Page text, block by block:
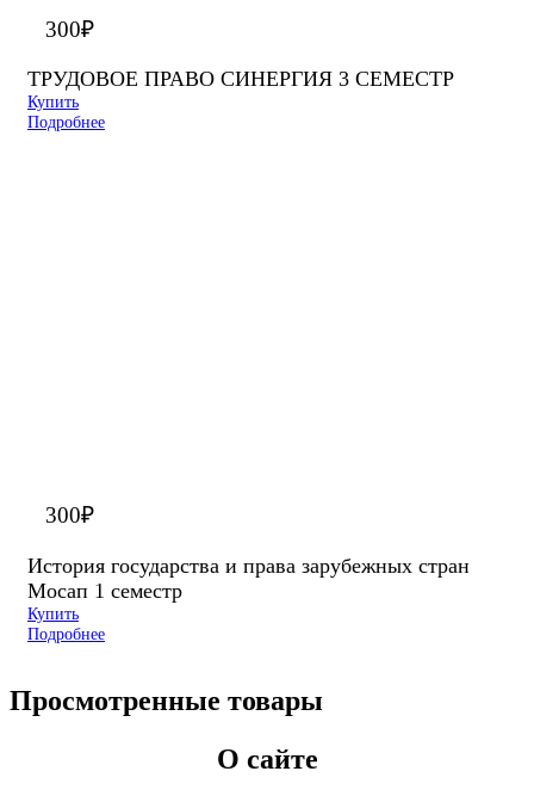
300₽
ТРУДОВОЕ ПРАВО СИНЕРГИЯ 3 СЕМЕСТР
Купить
Подробнее
300₽
История государства и права зарубежных стран
Мосап 1 семестр
Купить
Подробнее
Просмотренные товары
О сайте